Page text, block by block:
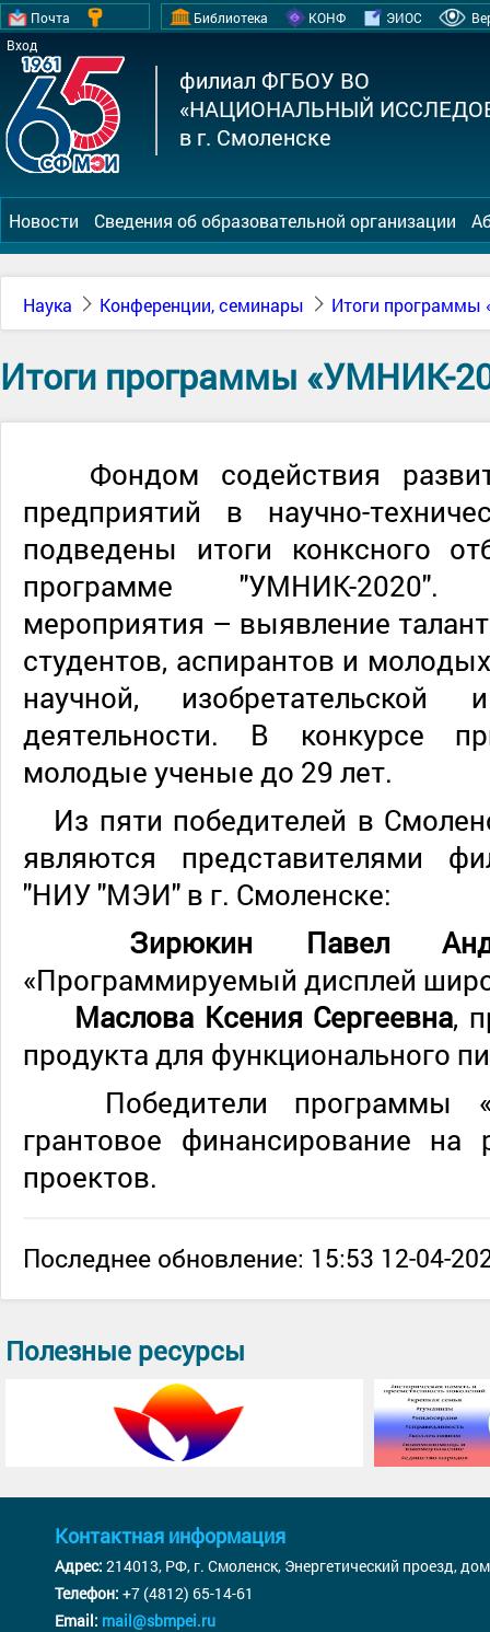
Почта
Вход
Библиотека КОНФ ЭИОС
филиал ФГБОУ ВО
«НАЦИОНАЛЬНЫЙ
в г. Смоленске
Новости Сведения об образовательной организации
Наука Конференции, семинары Итоги программы
Итоги программы «УМНИК-
Фондом содействия
предприятий в научно-
подведены итоги конксного
программе "УМНИК-
мероприятия – выявление
студентов, аспирантов и
научной, изобретательской
деятельности. В конкурсе
молодые ученые до 29 лет.
Из пяти победителей в
являются представителями
"НИУ "МЭИ" в г. Смоленске:
Зирюкин Павел
«Программируемый дисплей
Маслова Ксения Сергеевна,
продукта для функционального
Победители программы
грантовое финансирование на
проектов.
Последнее обновление: 15:53 12-04-
Полезные ресурсы
Контактная информация
Адрес: 214013, РФ, г. Смоленск, Энергетический проезд,
Телефон: +7 (4812) 65-14-61
Email: mail@sbmpei.ru